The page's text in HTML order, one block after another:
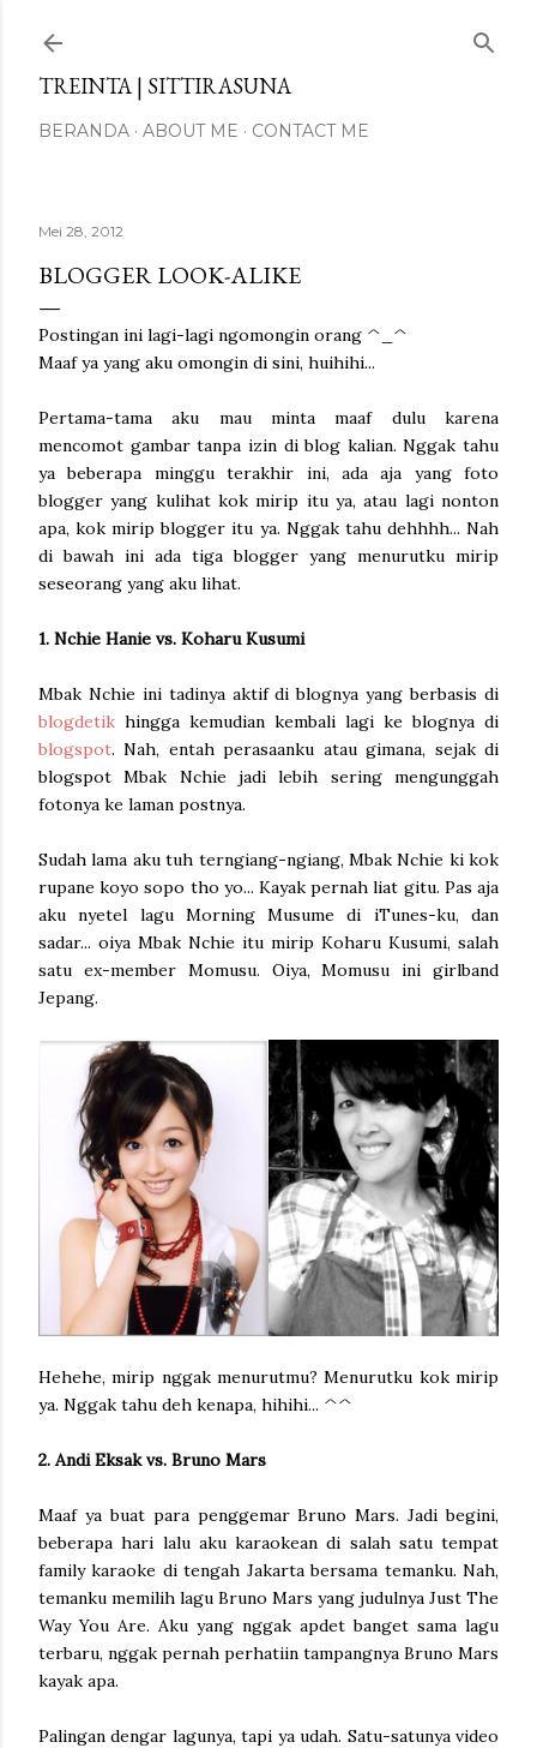
TREINTA | SITTIRASUNA
BERANDA ABOUT ME CONTACT ME
Mei 28, 2012
BLOGGER LOOK-ALIKE
Postingan ini lagi-lagi ngomongin orang ^_^
Maaf ya yang aku omongin di sini, huihihi...
Pertama-tama aku mau minta maaf dulu karena
mencomot gambar tanpa izin di blog kalian. Nggak tahu
ya beberapa minggu terakhir ini, ada aja yang foto
blogger yang kulihat kok mirip itu ya, atau lagi nonton
apa, kok mirip blogger itu ya. Nggak tahu dehhhh... Nah
di bawah ini ada tiga blogger yang menurutku mirip
seseorang yang aku lihat.
1. Nchie Hanie vs. Koharu Kusumi
Mbak Nchie ini tadinya aktif di blognya yang berbasis di
blogdetik hingga kemudian kembali lagi ke blognya di
blogspot. Nah, entah perasaanku atau gimana, sejak di
blogspot Mbak Nchie jadi lebih sering mengunggah
fotonya ke laman postnya.
Sudah lama aku tuh terngiang-ngiang, Mbak Nchie ki kok
rupane koyo sopo tho yo... Kayak pernah liat gitu. Pas aja
aku nyetel lagu Morning Musume di iTunes-ku, dan
sadar... oiya Mbak Nchie itu mirip Koharu Kusumi, salah
satu ex-member Momusu. Oiya, Momusu ini girlband
Jepang.
Hehehe, mirip nggak menurutmu? Menurutku kok mirip
ya. Nggak tahu deh kenapa, hihihi... ^^
2. Andi Eksak vs. Bruno Mars
Maaf ya buat para penggemar Bruno Mars. Jadi begini,
beberapa hari lalu aku karaokean di salah satu tempat
family karaoke di tengah Jakarta bersama temanku. Nah,
temanku memilih lagu Bruno Mars yang judulnya Just The
Way You Are. Aku yang nggak apdet banget sama lagu
terbaru, nggak pernah perhatiin tampangnya Bruno Mars
kayak apa.
Palingan dengar lagunya, tapi ya udah. Satu-satunya video